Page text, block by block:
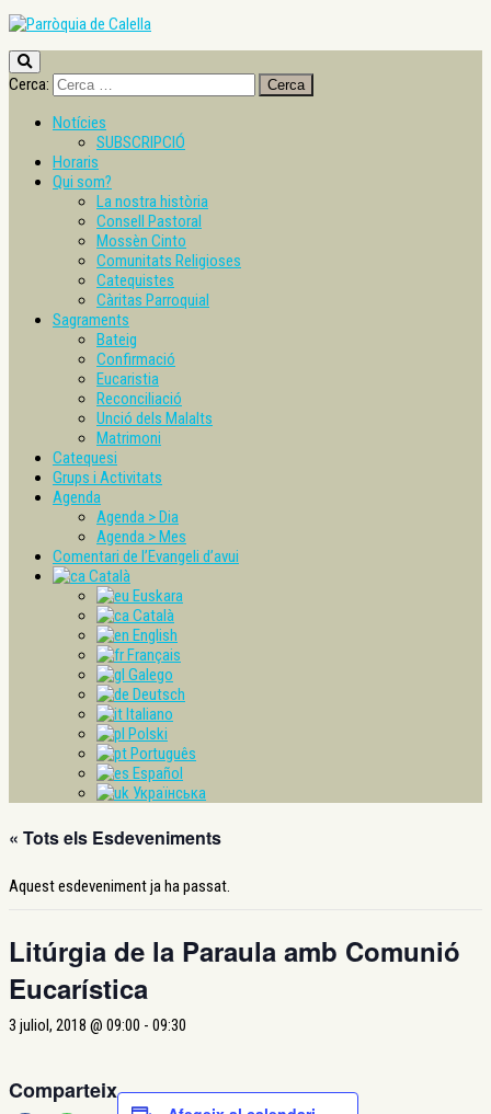
Cerca:
Notícies
SUBSCRIPCIÓ
Horaris
Qui som?
La nostra història
Consell Pastoral
Mossèn Cinto
Comunitats Religioses
Catequistes
Càritas Parroquial
Sagraments
Bateig
Confirmació
Eucaristia
Reconciliació
Unció dels Malalts
Matrimoni
Catequesi
Grups i Activitats
Agenda
Agenda > Dia
Agenda > Mes
Comentari de l’Evangeli d’avui
Català
Euskara
Català
English
Français
Galego
Deutsch
Italiano
Polski
Português
Español
Українська
« Tots els Esdeveniments
Aquest esdeveniment ja ha passat.
Litúrgia de la Paraula amb Comunió
Eucarística
3 juliol, 2018 @ 09:00 - 09:30
Comparteix